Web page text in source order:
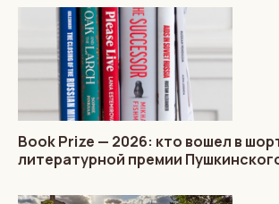
Book Prize — 2026: кто вошел в
литературной премии